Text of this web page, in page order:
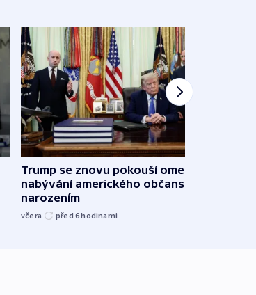
Trump se znovu pokouší omezit
nabývání amerického občanství
narozením
včera před 6hodinami